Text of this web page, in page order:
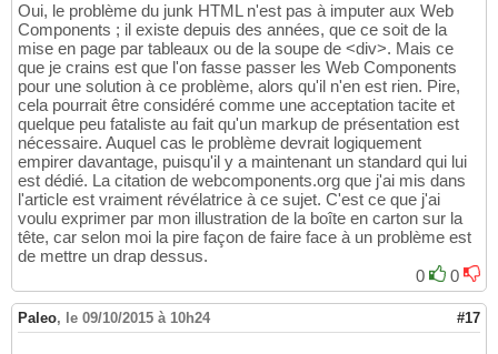
Oui, le problème du junk HTML n'est pas à imputer aux Web
Components ; il existe depuis des années, que ce soit de la
mise en page par tableaux ou de la soupe de <div>. Mais ce
que je crains est que l'on fasse passer les Web Components
pour une solution à ce problème, alors qu'il n'en est rien. Pire,
cela pourrait être considéré comme une acceptation tacite et
quelque peu fataliste au fait qu'un markup de présentation est
nécessaire. Auquel cas le problème devrait logiquement
empirer davantage, puisqu'il y a maintenant un standard qui lui
est dédié. La citation de webcomponents.org que j'ai mis dans
l'article est vraiment révélatrice à ce sujet. C'est ce que j'ai
voulu exprimer par mon illustration de la boîte en carton sur la
tête, car selon moi la pire façon de faire face à un problème est
de mettre un drap dessus.
0
0
Paleo, le 09/10/2015 à 10h24 #17